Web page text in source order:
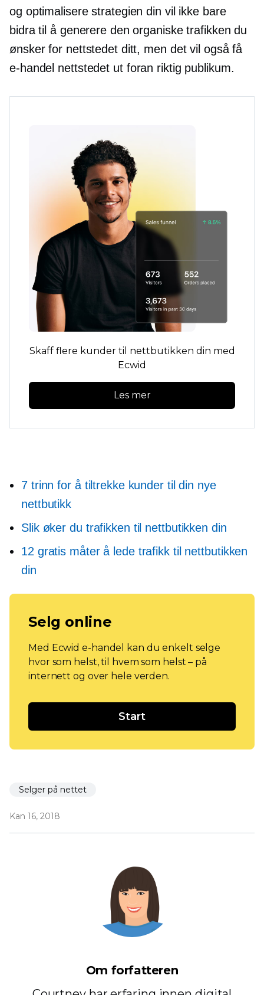
og optimalisere strategien din vil ikke bare
bidra til å generere den organiske trafikken du
ønsker for nettstedet ditt, men det vil også få
e-handel nettstedet ut foran riktig publikum.
Skaff flere kunder til nettbutikken din med
Ecwid
Les mer
7 trinn for å tiltrekke kunder til din nye
nettbutikk
Slik øker du trafikken til nettbutikken din
12 gratis måter å lede trafikk til nettbutikken
din
Selg online
Med Ecwid e-handel kan du enkelt selge
hvor som helst, til hvem som helst – på
internett og over hele verden.
Start
Selger på nettet
Kan 16, 2018
Om forfatteren